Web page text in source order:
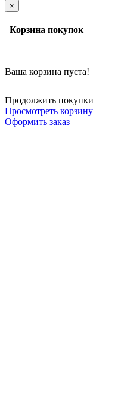
×
Корзина покупок
Ваша корзина пуста!
Продолжить покупки
Просмотреть корзину
Оформить заказ